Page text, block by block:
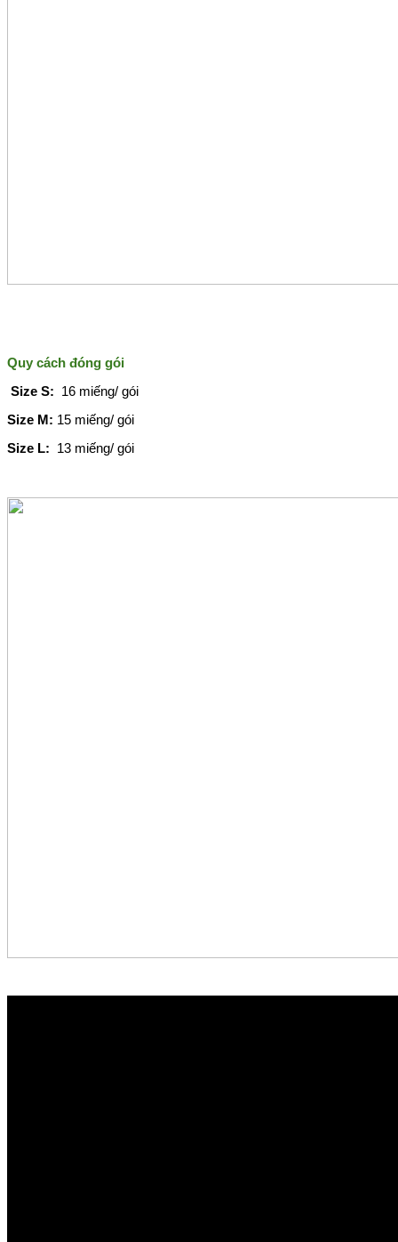
Quy cách đóng gói
Size S: 16 miếng/ gói
Size M: 15 miếng/ gói
Size L: 13 miếng/ gói